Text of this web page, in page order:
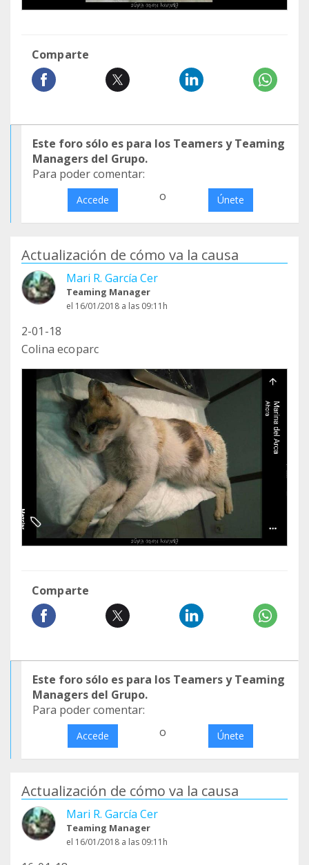
Comparte
Este foro sólo es para los Teamers y Teaming
Managers del Grupo.
Para poder comentar:
Accede o Únete
Actualización de cómo va la causa
Mari R. García Cer
Teaming Manager
el 16/01/2018 a las 09:11h
2-01-18
Colina ecoparc
Comparte
Este foro sólo es para los Teamers y Teaming
Managers del Grupo.
Para poder comentar:
Accede o Únete
Actualización de cómo va la causa
Mari R. García Cer
Teaming Manager
el 16/01/2018 a las 09:11h